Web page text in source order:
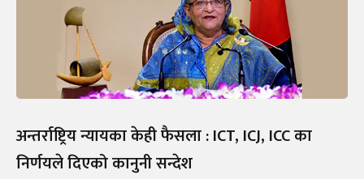
अन्तर्राष्ट्रिय न्यायका केही फैसला : ICT, ICJ, ICC का
निर्णयले दिएको कानुनी सन्देश